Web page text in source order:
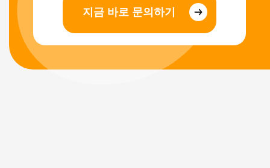
지금 바로 문의하기